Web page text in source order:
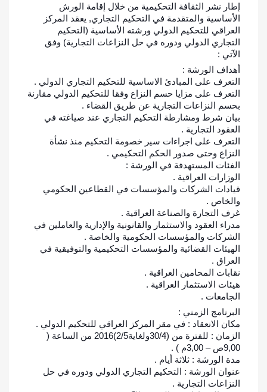
إطار نشر الثقافة التحكيمية من خلال إقامة الورش
الأساسية والمتقدمة في التحكيم التجاري, يعقد المركز
العراقي للتحكيم الدولي ورشته الأساسية (التحكيم
التجاري الدولي ودوره في حل النزاعات التجارية) وفق
الآتي :
أهداف الورشة :
التعرف على المبادئ الاساسية للتحكيم التجاري الدولي .
التعرف على مزايا حسم النزاع وفقا للتحكيم الدولي مقارنة
بحسم النزاعات التجارية عن طريق القضاء .
بيان شرط ومشارطة التحكيم التجاري عند صياغته في
العقود التجارية .
التعرف على اجراءات سير خصومة التحكيم منذ نشأة
النزاع وحتى صدور الحكم التحكيمي .
الفئات المستهدفة في الورشة :
الوزارات العراقية .
قيادات الشركات والمؤسسات في القطاعين الحكومي
والخاص .
غرف التجارة والصناعة العراقية .
مدراء العقود والاستثمار والقانونية والإدارية والعاملين في
الشركات والمؤسسات الحكومية والخاصة .
الهيئات القضائية والمؤسسات التحكيمية والتوفيقية في
العراق .
نقابات المحامين العراقية .
هيئات الاستثمار العراقية .
الجامعات .
البرنامج الزمني :
مكان الانعقاد : في مقر المركز العراقي للتحكيم الدولي .
الزمان : للفترة من (30/4ولغاية2/5)2016 من الساعة (
9,00ص – 3,00م ) .
مدة الورشة : ثلاثة أيام .
عنوان الورشة : التحكيم التجاري الدولي ودوره في حل
النزاعات التجارية .